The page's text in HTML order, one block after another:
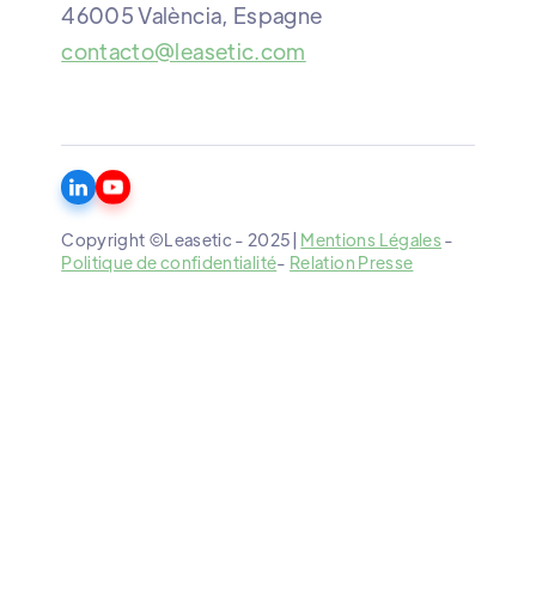
46005 València, Espagne
contacto@leasetic.com
Copyright ©Leasetic - 2025| Mentions Légales -
Politique de confidentialité- Relation Presse